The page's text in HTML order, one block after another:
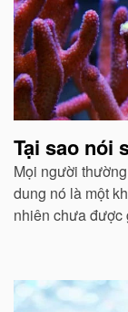
Tại sao nói
Mọi người
dung nó là một
nhiên chưa được